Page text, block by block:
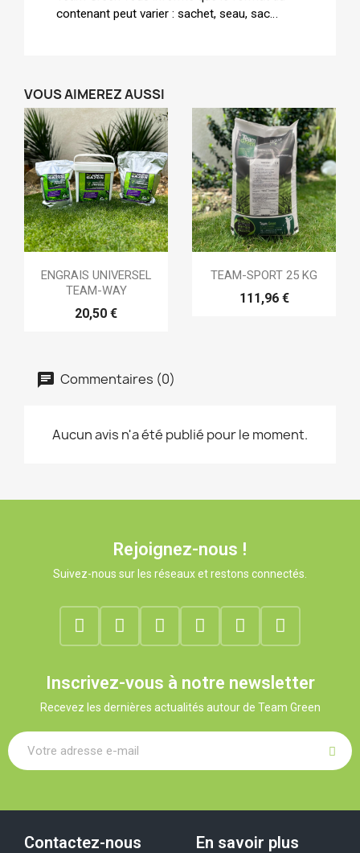
contenant peut varier : sachet, seau, sac…
VOUS AIMEREZ AUSSI
ENGRAIS UNIVERSEL
TEAM-WAY
20,50 €
TEAM-SPORT 25 KG
111,96 €
Commentaires (0)
Aucun avis n'a été publié pour le moment.
Rejoignez-nous !
Suivez-nous sur les réseaux et restons connectés.
Inscrivez-vous à notre newsletter
Recevez les dernières actualités autour de Team Green
Contactez-nous En savoir plus